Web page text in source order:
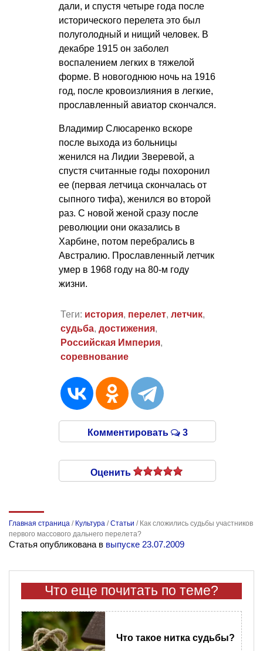
дали, и спустя четыре года после
исторического перелета это был
полуголодный и нищий человек. В
декабре 1915 он заболел
воспалением легких в тяжелой
форме. В новогоднюю ночь на 1916
год, после кровоизлияния в легкие,
прославленный авиатор скончался.
Владимир Слюсаренко вскоре
после выхода из больницы
женился на Лидии Зверевой, а
спустя считанные годы похоронил
ее (первая летчица скончалась от
сыпного тифа), женился во второй
раз. С новой женой сразу после
революции они оказались в
Харбине, потом перебрались в
Австралию. Прославленный летчик
умер в 1968 году на 80-м году
жизни.
Теги: история, перелет, летчик,
судьба, достижения,
Российская Империя,
соревнование
Комментировать 3
Оценить
Главная страница / Культура /Статьи / Как сложились судьбы участников
первого массового дальнего перелета?
Статья опубликована в выпуске 23.07.2009
Что еще почитать по теме?
Что такое нитка судьбы?